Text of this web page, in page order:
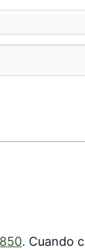
. Cuando